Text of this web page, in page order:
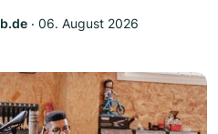
‧ 06. August 2026